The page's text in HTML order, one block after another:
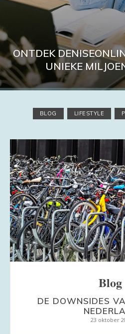
ONTDEK
UNIEKE
BLOG LIFESTYLE
Blog
DE DOWNSIDES
23 oktober